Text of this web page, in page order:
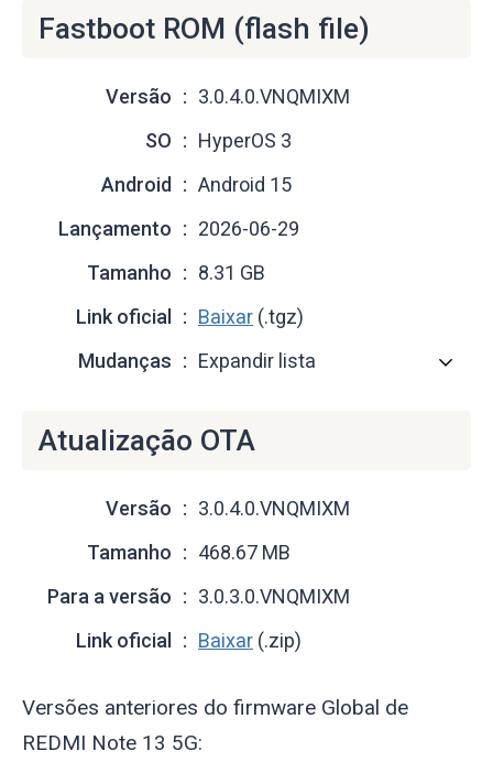
Fastboot ROM (flash file)
Versão
3.0.4.0.VNQMIXM
SO
HyperOS 3
Android
Android 15
Lançamento
2026-06-29
Tamanho
8.31 GB
Link oficial
Baixar (.tgz)
Mudanças
Expandir lista
Atualização OTA
Versão
3.0.4.0.VNQMIXM
Tamanho
468.67 MB
Para a versão
3.0.3.0.VNQMIXM
Link oficial
Baixar (.zip)
Versões anteriores do firmware Global de
REDMI Note 13 5G: